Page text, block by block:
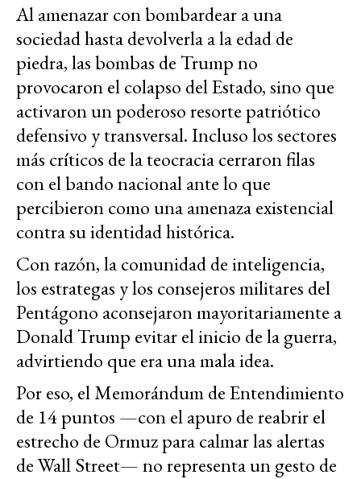
Al amenazar con bombardear a una
sociedad hasta devolverla a la edad de
piedra, las bombas de Trump no
provocaron el colapso del Estado, sino que
activaron un poderoso resorte patriótico
defensivo y transversal. Incluso los sectores
más críticos de la teocracia cerraron filas
con el bando nacional ante lo que
percibieron como una amenaza existencial
contra su identidad histórica.
Con razón, la comunidad de inteligencia,
los estrategas y los consejeros militares del
Pentágono aconsejaron mayoritariamente a
Donald Trump evitar el inicio de la guerra,
advirtiendo que era una mala idea.
Por eso, el Memorándum de Entendimiento
de 14 puntos —con el apuro de reabrir el
estrecho de Ormuz para calmar las alertas
de Wall Street— no representa un gesto de